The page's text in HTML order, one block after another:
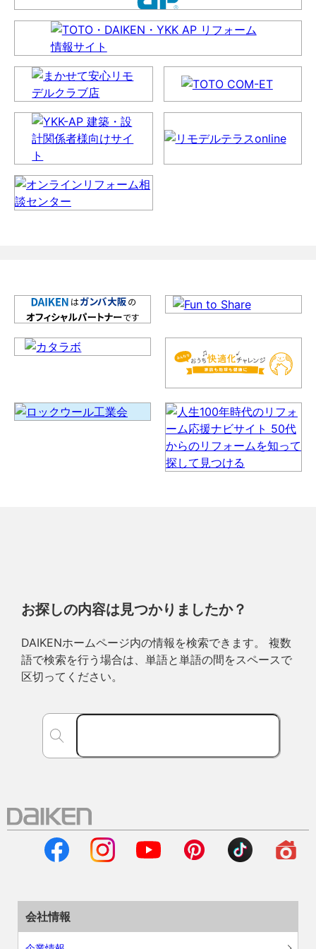
お探しの内容は見つかりましたか？
DAIKENホームページ内の情報を検索できます。 複数
語で検索を行う場合は、単語と単語の間をスペースで
区切ってください。
会社情報